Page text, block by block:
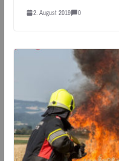
2. August 2019 0